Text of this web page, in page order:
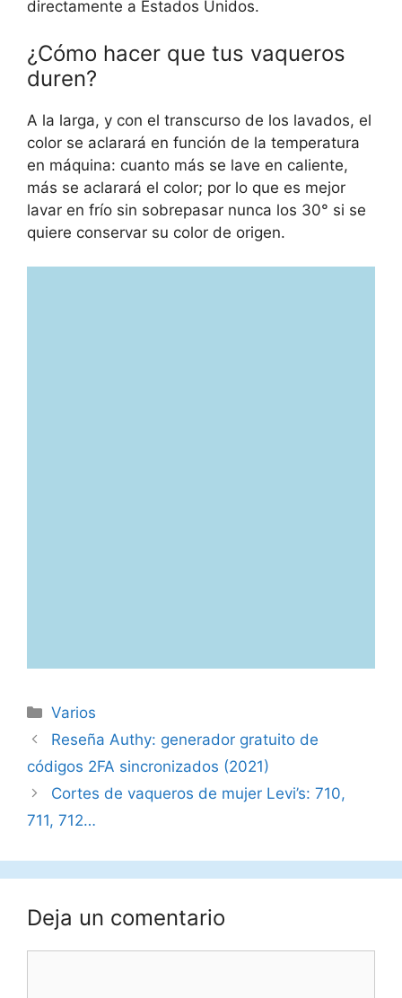
directamente a Estados Unidos.
¿Cómo hacer que tus vaqueros
duren?
A la larga, y con el transcurso de los lavados, el
color se aclarará en función de la temperatura
en máquina: cuanto más se lave en caliente,
más se aclarará el color; por lo que es mejor
lavar en frío sin sobrepasar nunca los 30° si se
quiere conservar su color de origen.
Categorías
Varios
Reseña Authy: generador gratuito de
códigos 2FA sincronizados (2021)
Cortes de vaqueros de mujer Levi’s: 710,
711, 712…
Deja un comentario